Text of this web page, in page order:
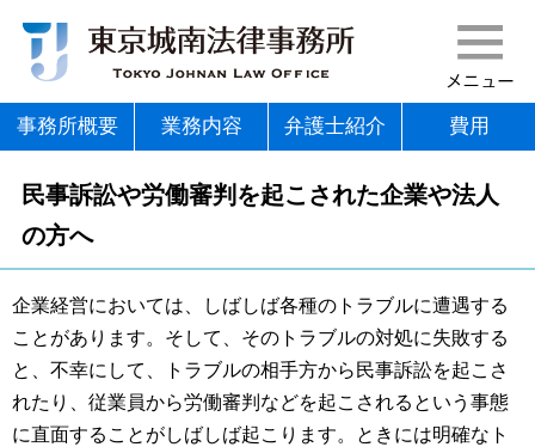
事務所概要 業務内容 弁護士紹介 費用
民事訴訟や労働審判を起こされた企業や法人
の方へ
企業経営においては、しばしば各種のトラブルに遭遇する
ことがあります。そして、そのトラブルの対処に失敗する
と、不幸にして、トラブルの相手方から民事訴訟を起こさ
れたり、従業員から労働審判などを起こされるという事態
に直面することがしばしば起こります。ときには明確なト